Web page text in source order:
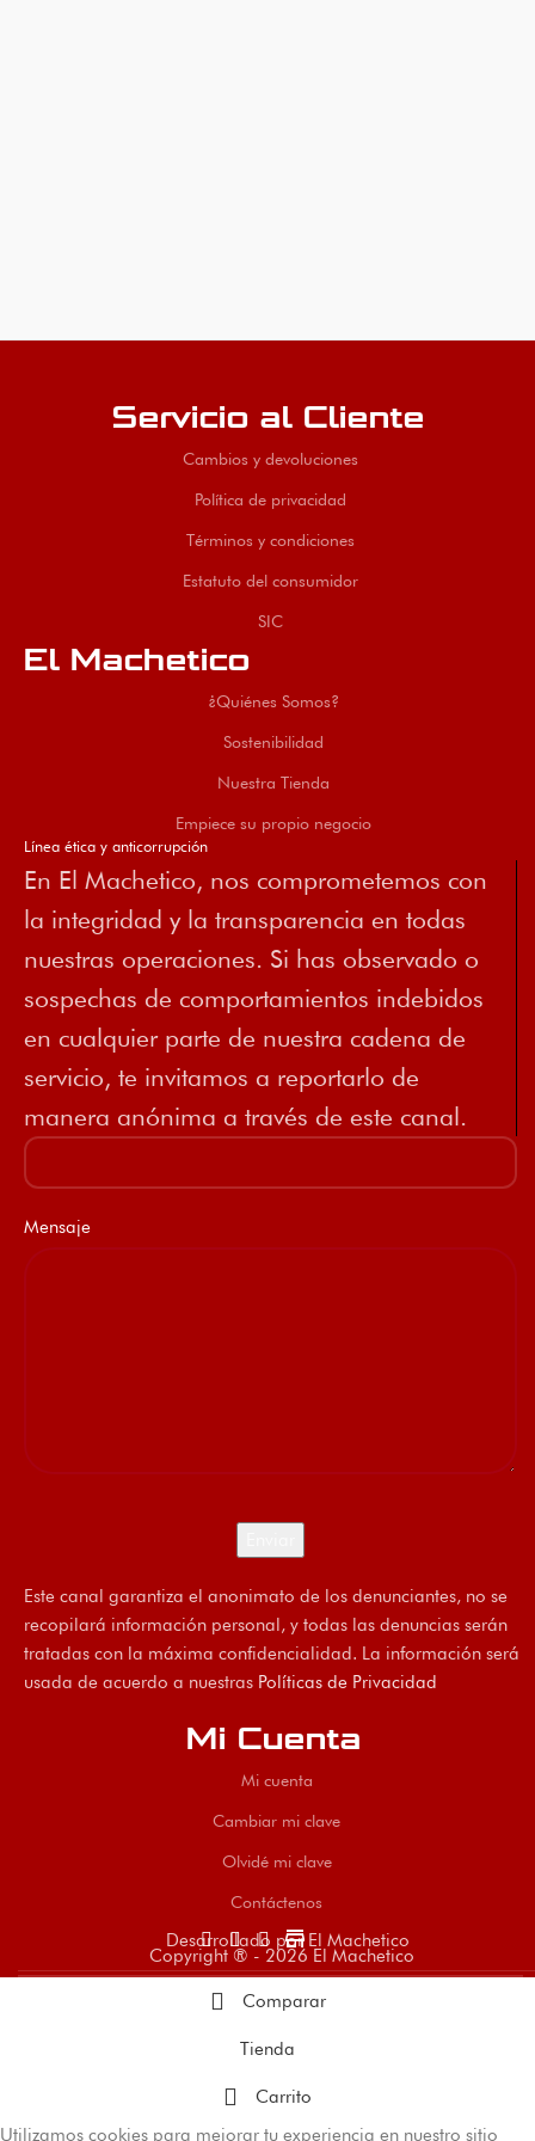
Servicio al Cliente
Cambios y devoluciones
Política de privacidad
Términos y condiciones
Estatuto del consumidor
SIC
El Machetico
¿Quiénes Somos?
Sostenibilidad
Nuestra Tienda
Empiece su propio negocio
Línea ética y anticorrupción
En El Machetico, nos comprometemos con
la integridad y la transparencia en todas
nuestras operaciones. Si has observado o
sospechas de comportamientos indebidos
en cualquier parte de nuestra cadena de
servicio, te invitamos a reportarlo de
manera anónima a través de este canal.
Mensaje
Este canal garantiza el anonimato de los denunciantes, no se
recopilará información personal, y todas las denuncias serán
tratadas con la máxima confidencialidad. La información será
usada de acuerdo a nuestras Políticas de Privacidad
Mi Cuenta
Mi cuenta
Cambiar mi clave
Olvidé mi clave
Contáctenos
store
Desarrollado por El Machetico
Copyright ® - 2026 El Machetico
Comparar
Tienda
Carrito
Utilizamos cookies para mejorar tu experiencia en nuestro sitio